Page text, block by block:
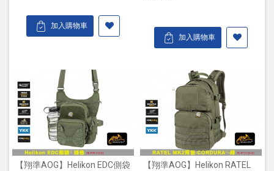
加入購物車
加入購物車
【翔準AOG】Helikon EDC側袋
【翔準AOG】Helikon RATEL